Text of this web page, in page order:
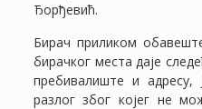
Ђорђевић.
Бирач приликом
бирачког места даје
пребивалиште и
разлог због којег не